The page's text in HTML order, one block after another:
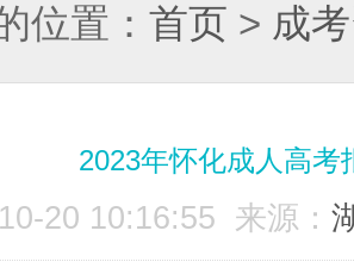
位置： 首页 > 成
2023年怀化成人高考
20 10:16:55 来源：